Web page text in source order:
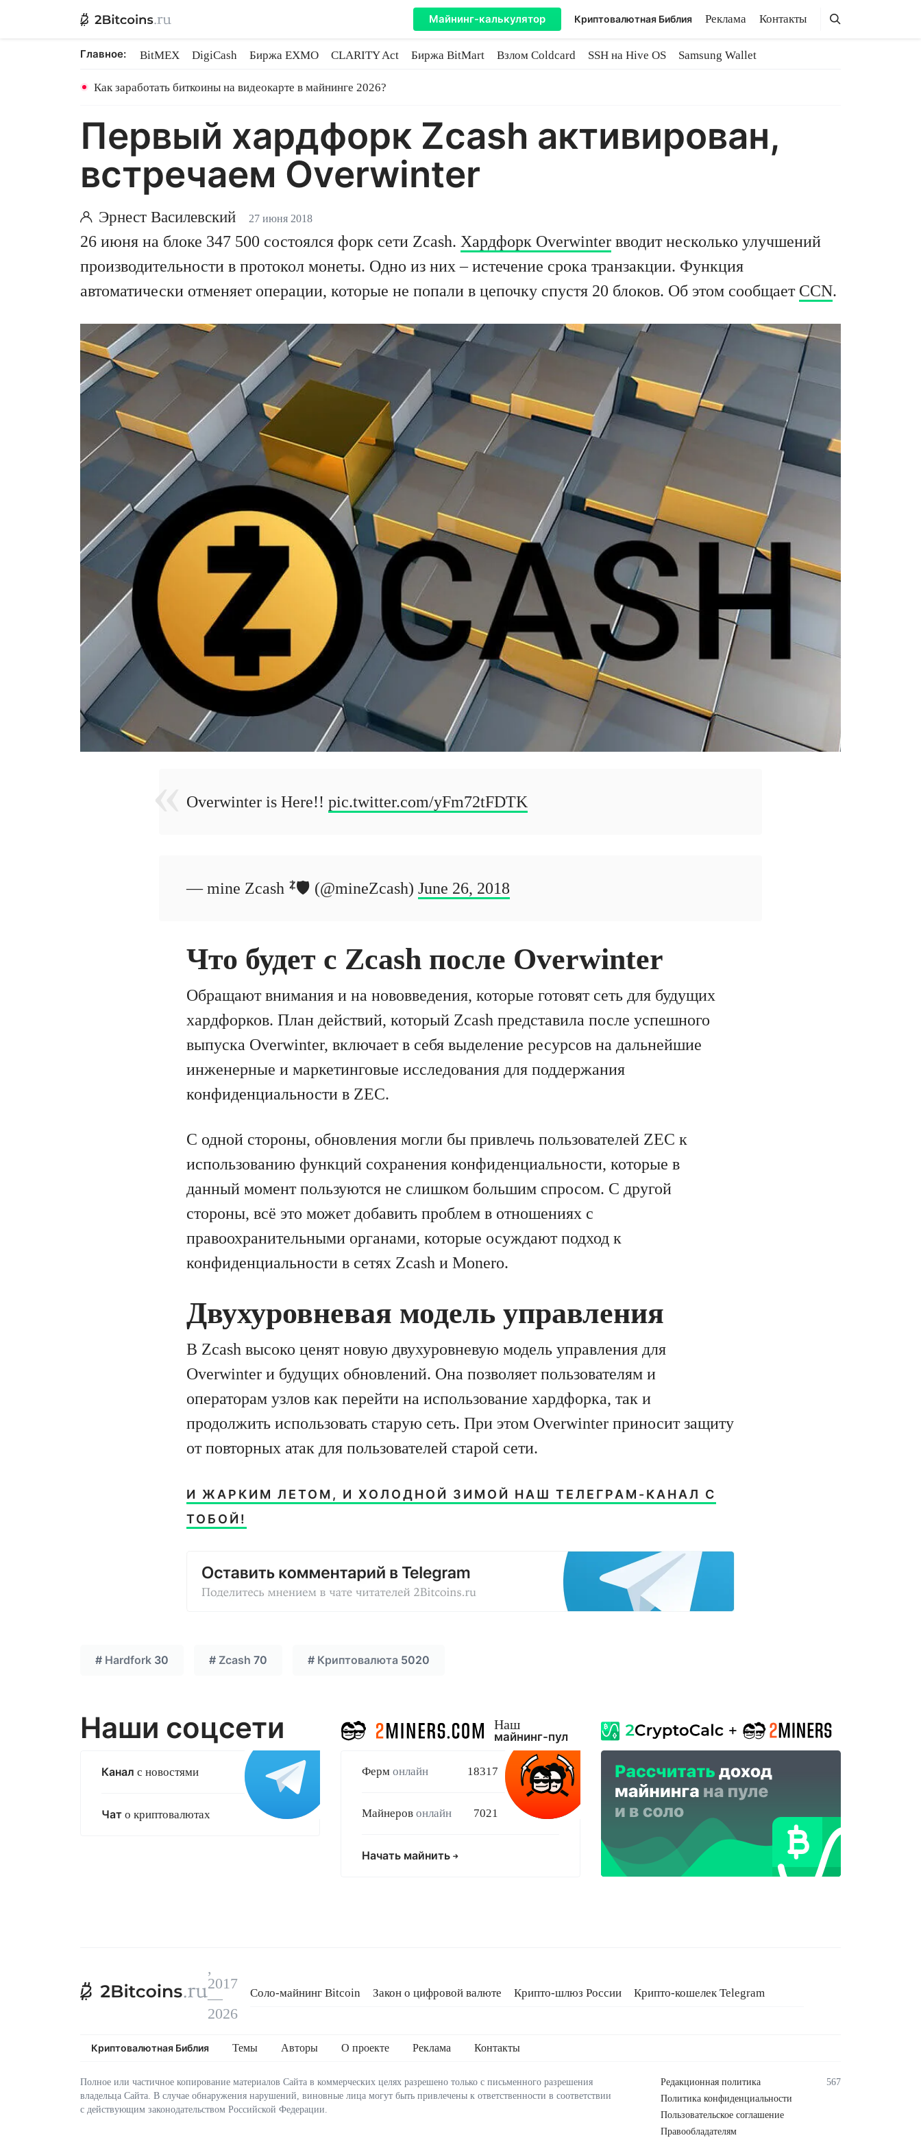
Майнинг-калькулятор Криптовалютная Библия Реклама Контакты Поиск
Поиск
Главное: BitMEX DigiCash Биржа EXMO CLARITY Act Биржа BitMart Взлом Coldcard SSH на Hive OS
Samsung Wallet
Как заработать биткоины на видеокарте в майнинге 2026?
Первый хардфорк Zcash активирован,
встречаем Overwinter
Эрнест Василевский 27 июня 2018
26 июня на блоке 347 500 состоялся форк сети Zcash. Хардфорк Overwinter вводит несколько улучшений
производительности в протокол монеты. Одно из них – истечение срока транзакции. Функция
автоматически отменяет операции, которые не попали в цепочку спустя 20 блоков. Об этом сообщает CCN.
Overwinter is Here!! pic.twitter.com/yFm72tFDTK
— mine Zcash ᙇ🛡 (@mineZcash) June 26, 2018
Что будет с Zcash после Overwinter
Обращают внимания и на нововведения, которые готовят сеть для будущих
хардфорков. План действий, который Zcash представила после успешного
выпуска Overwinter, включает в себя выделение ресурсов на дальнейшие
инженерные и маркетинговые исследования для поддержания
конфиденциальности в ZEC.
С одной стороны, обновления могли бы привлечь пользователей ZEC к
использованию функций сохранения конфиденциальности, которые в
данный момент пользуются не слишком большим спросом. С другой
стороны, всё это может добавить проблем в отношениях с
правоохранительными органами, которые осуждают подход к
конфиденциальности в сетях Zcash и Monero.
Двухуровневая модель управления
В Zcash высоко ценят новую двухуровневую модель управления для
Overwinter и будущих обновлений. Она позволяет пользователям и
операторам узлов как перейти на использование хардфорка, так и
продолжить использовать старую сеть. При этом Overwinter приносит защиту
от повторных атак для пользователей старой сети.
И ЖАРКИМ ЛЕТОМ, И ХОЛОДНОЙ ЗИМОЙ НАШ ТЕЛЕГРАМ-КАНАЛ С
ТОБОЙ!
# Hardfork 30 # Zcash 70 # Криптовалюта 5020
Наши соцсети
Канал с новостями
Чат о криптовалютах
Наш
майнинг-пул
Ферм онлайн 18317
Майнеров онлайн 7021
Начать майнить
,
2017
—
2026
Соло-майнинг Bitcoin Закон о цифровой валюте Крипто-шлюз России
Крипто-кошелек Telegram
Криптовалютная Библия Темы Авторы О проекте Реклама Контакты
Полное или частичное копирование материалов Сайта в коммерческих целях разрешено только с письменного разрешения
владельца Сайта. В случае обнаружения нарушений, виновные лица могут быть привлечены к ответственности в соответствии
с действующим законодательством Российской Федерации.
Редакционная политика
Политика конфиденциальности
Пользовательское соглашение
Правообладателям
567